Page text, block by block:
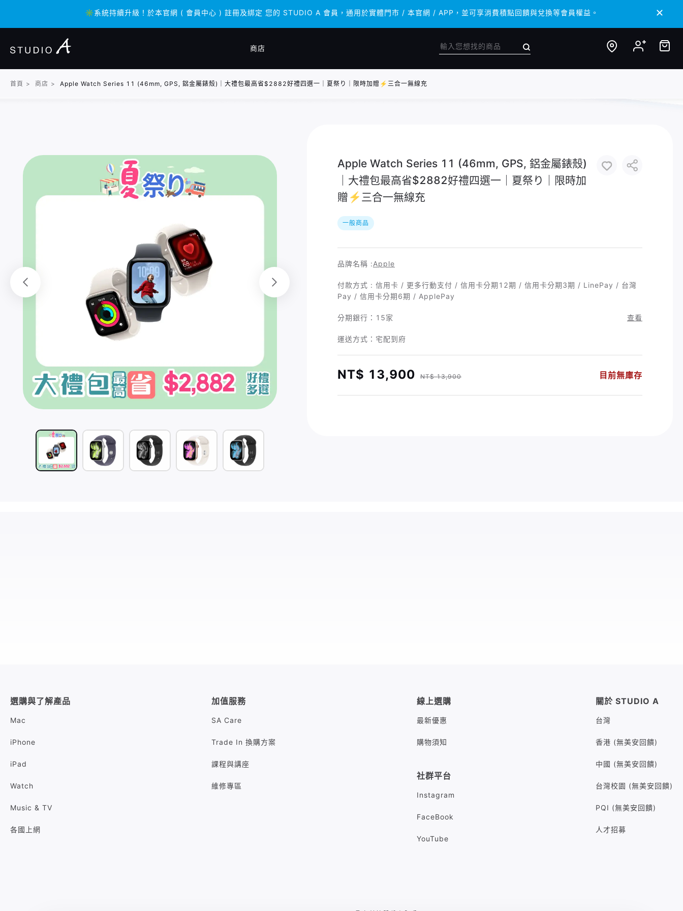
✳️系統持續升級！於本官網 ( 會員中心 ) 註冊及綁定 您的 STUDIO A 會員，通用於實體門市 / 本官網 / APP，並可享消費積點回饋與兌換等會員權益。
✳️系統持續升級！於本官網 ( 會員中心 ) 註冊及綁定 您的 STUDIO A 會員，通用於實體門市 / 本官網 / APP，並可享消費積點回饋與兌換等會員權益。
商店
首頁 > 商店 > Apple Watch Series 11 (46mm, GPS, 鋁金屬錶殼)｜大禮包最高省$2882好禮四選一｜夏祭り｜限時加贈⚡️三合一無線充
Apple Watch Series 11 (46mm, GPS, 鋁金屬錶殼)
｜大禮包最高省$2882好禮四選一｜夏祭り｜限時加
贈⚡️三合一無線充
一般商品
品牌名稱 :Apple
付款方式 : 信用卡 / 更多行動支付 / 信用卡分期12期 / 信用卡分期3期 / LinePay / 台灣
Pay / 信用卡分期6期 / ApplePay
分期銀行： 15家 查看
運送方式：宅配到府
NT$ 13,900 NT$ 13,900 目前無庫存
選購與了解產品
Mac
iPhone
iPad
Watch
Music & TV
各國上網
加值服務
SA Care
Trade In 換購方案
課程與講座
維修專區
線上選購
最新優惠
購物須知
社群平台
Instagram
FaceBook
YouTube
關於 STUDIO A
台灣
香港 (無美安回饋)
中國 (無美安回饋)
台灣校園 (無美安回饋)
PQI (無美安回饋)
人才招募